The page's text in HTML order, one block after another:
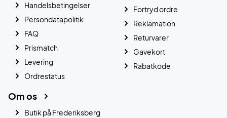
Handelsbetingelser
Persondatapolitik
FAQ
Prismatch
Levering
Ordrestatus
Fortryd ordre
Reklamation
Returvarer
Gavekort
Rabatkode
Om os
Butik på Frederiksberg